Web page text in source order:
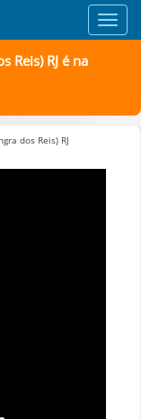
Reis) RJ é na
dos Reis) RJ